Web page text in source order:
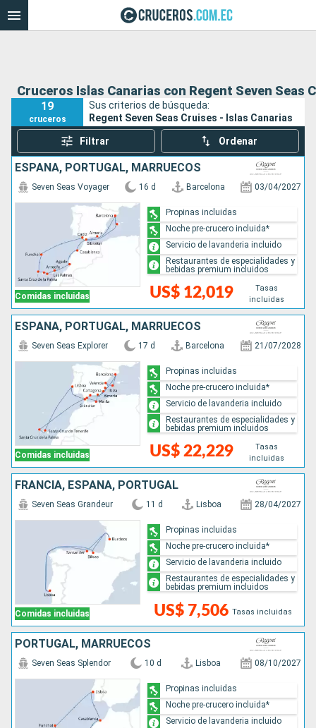
Cruceros Islas Canarias con Regent Seven Seas
19
cruceros
Sus criterios de búsqueda:
Regent Seven Seas Cruises - Islas Canarias
Filtrar Ordenar
ESPAÑA, PORTUGAL, MARRUECOS
Comidas incluidas
Seven Seas Voyager 16 d Barcelona 03/04/2027
US$ 12,019
Tasas
incluidas
Propinas incluidas
Noche pre-crucero incluida*
Servicio de lavanderia incluido
Restaurantes de especialidades y
bebidas premium incluidos
ESPAÑA, PORTUGAL, MARRUECOS
Comidas incluidas
Seven Seas Explorer 17 d Barcelona 21/07/2028
US$ 22,229
Tasas
incluidas
Propinas incluidas
Noche pre-crucero incluida*
Servicio de lavanderia incluido
Restaurantes de especialidades y
bebidas premium incluidos
FRANCIA, ESPAÑA, PORTUGAL
Comidas incluidas
Seven Seas Grandeur 11 d Lisboa 28/04/2027
US$ 7,506 Tasas incluidas
Propinas incluidas
Noche pre-crucero incluida*
Servicio de lavanderia incluido
Restaurantes de especialidades y
bebidas premium incluidos
PORTUGAL, MARRUECOS
Seven Seas Splendor 10 d Lisboa 08/10/2027
Propinas incluidas
Noche pre-crucero incluida*
Servicio de lavanderia incluido